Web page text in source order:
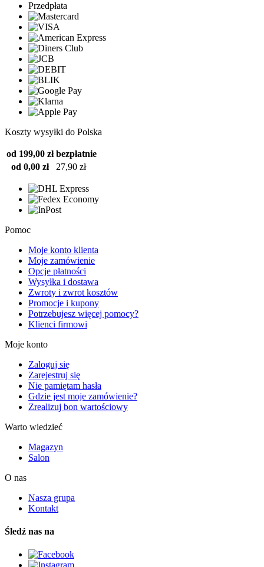
Przedpłata
Koszty wysyłki do Polska
od 199,00 zł bezpłatnie
od 0,00 zł
27,90 zł
Pomoc
Moje konto klienta
Moje zamówienie
Opcje płatności
Wysyłka i dostawa
Zwroty i zwrot kosztów
Promocje i kupony
Potrzebujesz więcej pomocy?
Klienci firmowi
Moje konto
Zaloguj się
Zarejestruj się
Nie pamiętam hasła
Gdzie jest moje zamówienie?
Zrealizuj bon wartościowy
Warto wiedzieć
Magazyn
Salon
O nas
Nasza grupa
Kontakt
Śledź nas na